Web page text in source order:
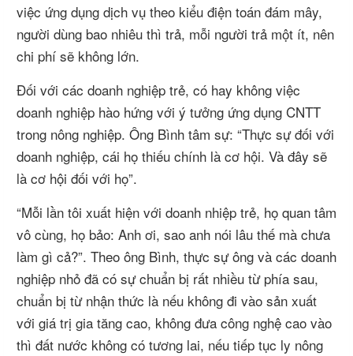
việc ứng dụng dịch vụ theo kiểu điện toán đám mây,
người dùng bao nhiêu thì trả, mỗi người trả một ít, nên
chi phí sẽ không lớn.
Đối với các doanh nghiệp trẻ, có hay không việc
doanh nghiệp hào hứng với ý tưởng ứng dụng CNTT
trong nông nghiệp. Ông Bình tâm sự: “Thực sự đối với
doanh nghiệp, cái họ thiếu chính là cơ hội. Và đây sẽ
là cơ hội đối với họ”.
“Mỗi lần tôi xuất hiện với doanh nhiệp trẻ, họ quan tâm
vô cùng, họ bảo: Anh ơi, sao anh nói lâu thế mà chưa
làm gì cả?”. Theo ông Bình, thực sự ông và các doanh
nghiệp nhỏ đã có sự chuẩn bị rất nhiều từ phía sau,
chuẩn bị từ nhận thức là nếu không đi vào sản xuất
với giá trị gia tăng cao, không đưa công nghệ cao vào
thì đất nước không có tương lai, nếu tiếp tục ly nông